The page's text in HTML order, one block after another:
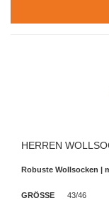
HERREN
Robuste Wollsocken |
GRÖSSE 43/46